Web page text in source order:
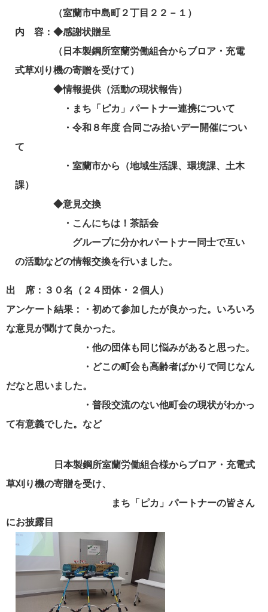
（室蘭市中島町２丁目２２－１）
内 容： ◆感謝状贈呈
（日本製鋼所室蘭労働組合からブロア・充電
式草刈り機の寄贈を受けて）
◆情報提供（活動の現状報告）
・まち「ピカ」パートナー連携について
・令和８年度 合同ごみ拾いデー開催につい
て
・室蘭市から（地域生活課、環境課、土木
課）
◆意見交換
・こんにちは！茶話会
グループに分かれパートナー同士で互い
の活動などの情報交換を行いました。
出 席：３０名（２４団体・２個人）
アンケート結果：・初めて参加したが良かった。いろいろ
な意見が聞けて良かった。
・他の団体も同じ悩みがあると思った。
・どこの町会も高齢者ばかりで同じなん
だなと思いました。
・普段交流のない他町会の現状がわかっ
て有意義でした。など
日本製鋼所室蘭労働組合様からブロア・充電式
草刈り機の寄贈を受け、
まち「ピカ」パートナーの皆さん
にお披露目